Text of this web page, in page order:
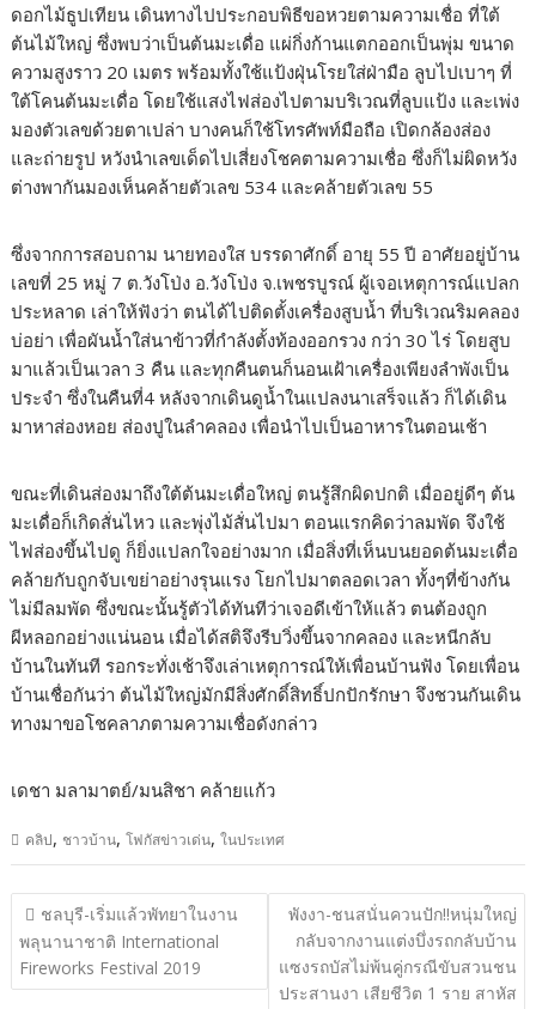
ดอกไม้ธูปเทียน เดินทางไปประกอบพิธีขอหวยตามความเชื่อ ที่ใต้
ต้นไม้ใหญ่ ซึ่งพบว่าเป็นต้นมะเดื่อ แผ่กิ่งก้านแตกออกเป็นพุ่ม ขนาด
ความสูงราว 20 เมตร พร้อมทั้งใช้แป้งฝุ่นโรยใส่ฝ่ามือ ลูบไปเบาๆ ที่
ใต้โคนต้นมะเดื่อ โดยใช้แสงไฟส่องไปตามบริเวณที่ลูบแป้ง และเพ่ง
มองตัวเลขด้วยตาเปล่า บางคนก็ใช้โทรศัพท์มือถือ เปิดกล้องส่อง
และถ่ายรูป หวังนำเลขเด็ดไปเสี่ยงโชคตามความเชื่อ ซึ่งก็ไม่ผิดหวัง
ต่างพากันมองเห็นคล้ายตัวเลข 534 และคล้ายตัวเลข 55
ซึ่งจากการสอบถาม นายทองใส บรรดาศักดิ์ อายุ 55 ปี อาศัยอยู่บ้าน
เลขที่ 25 หมู่ 7 ต.วังโป่ง อ.วังโป่ง จ.เพชรบูรณ์ ผู้เจอเหตุการณ์แปลก
ประหลาด เล่าให้ฟังว่า ตนได้ไปติดตั้งเครื่องสูบน้ำ ที่บริเวณริมคลอง
บ่อย่า เพื่อผันน้ำใส่นาข้าวที่กำลังตั้งท้องออกรวง กว่า 30 ไร่ โดยสูบ
มาแล้วเป็นเวลา 3 คืน และทุกคืนตนก็นอนเฝ้าเครื่องเพียงลำพังเป็น
ประจำ ซึ่งในคืนที่4 หลังจากเดินดูน้ำในแปลงนาเสร็จแล้ว ก็ได้เดิน
มาหาส่องหอย ส่องปูในลำคลอง เพื่อนำไปเป็นอาหารในตอนเช้า
ขณะที่เดินส่องมาถึงใต้ต้นมะเดื่อใหญ่ ตนรู้สึกผิดปกติ เมื่ออยู่ดีๆ ต้น
มะเดื่อก็เกิดสั่นไหว และพุ่งไม้สั่นไปมา ตอนแรกคิดว่าลมพัด จึงใช้
ไฟส่องขึ้นไปดู ก็ยิ่งแปลกใจอย่างมาก เมื่อสิ่งที่เห็นบนยอดต้นมะเดื่อ
คล้ายกับถูกจับเขย่าอย่างรุนแรง โยกไปมาตลอดเวลา ทั้งๆที่ข้างกัน
ไม่มีลมพัด ซึ่งขณะนั้นรู้ตัวได้ทันทีว่าเจอดีเข้าให้แล้ว ตนต้องถูก
ผีหลอกอย่างแน่นอน เมื่อได้สติจึงรีบวิ่งขึ้นจากคลอง และหนีกลับ
บ้านในทันที รอกระทั่งเช้าจึงเล่าเหตุการณ์ให้เพื่อนบ้านฟัง โดยเพื่อน
บ้านเชื่อกันว่า ต้นไม้ใหญ่มักมีสิ่งศักดิ์สิทธิ์ปกปักรักษา จึงชวนกันเดิน
ทางมาขอโชคลาภตามความเชื่อดังกล่าว
เดชา มลามาตย์/มนสิชา คล้ายแก้ว
คลิป, ชาวบ้าน,โฟกัสข่าวเด่น,ในประเทศ
แนะแนว
เรื่อง
ชลบุรี​-เริ่มแล้วพัทยาในงาน
พลุนานาชาติ International
Fireworks Festival 2019
พังงา​-ชนสนั่นควนปัก!!หนุ่มใหญ่
กลับจากงานแต่งบึ่งรถกลับบ้าน
แซงรถบัสไม่พ้นคู่กรณีขับสวนชน
ประสานงา เสียชีวิต 1 ราย สาหัส